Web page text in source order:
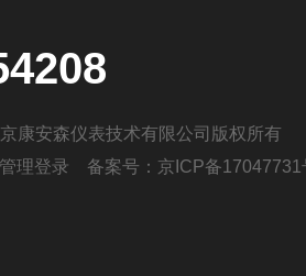
康安森仪表技术有限公司版权所有
管理登录 备案号： 京ICP备17047731